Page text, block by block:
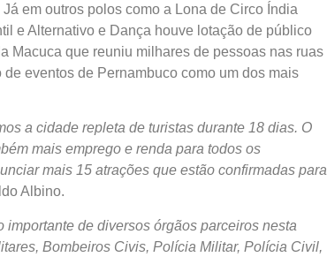
em outros polos como a Lona de Circo Índia
e Alternativo e Dança houve lotação de público
Macuca que reuniu milhares de pessoas nas ruas
eventos de Pernambuco como um dos mais
a cidade repleta de turistas durante 18 dias. O
mais emprego e renda para todos os
mais 15 atrações que estão confirmadas para
Albino.
de diversos órgãos parceiros nesta
Bombeiros Civis, Polícia Militar, Polícia Civil,